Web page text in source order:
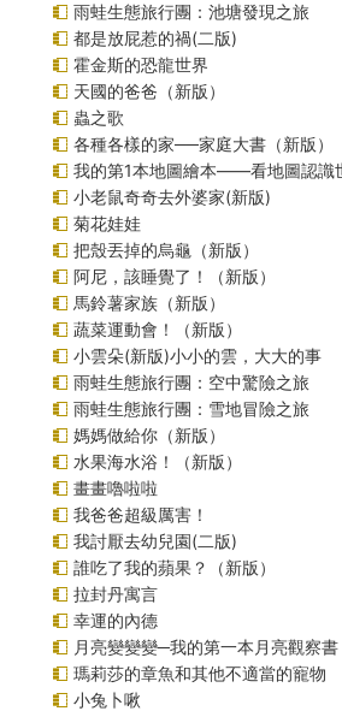
雨蛙生態旅行團：池塘發現之旅
都是放屁惹的禍(二版)
霍金斯的恐龍世界
天國的爸爸（新版）
蟲之歌
各種各樣的家──家庭大書（新版）
我的第1本地圖繪本――看地圖認識
小老鼠奇奇去外婆家(新版)
菊花娃娃
把殼丟掉的烏龜（新版）
阿尼，該睡覺了！（新版）
馬鈴薯家族（新版）
蔬菜運動會！（新版）
小雲朵(新版)小小的雲，大大的事
雨蛙生態旅行團：空中驚險之旅
雨蛙生態旅行團：雪地冒險之旅
媽媽做給你（新版）
水果海水浴！（新版）
畫畫嚕啦啦
我爸爸超級厲害！
我討厭去幼兒園(二版)
誰吃了我的蘋果？（新版）
拉封丹寓言
幸運的內德
月亮變變變─我的第一本月亮觀察書
瑪莉莎的章魚和其他不適當的寵物
小兔卜啾